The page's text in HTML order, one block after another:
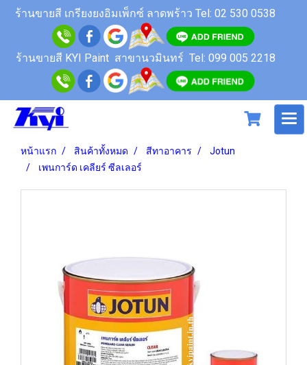
ร้านขายสี เกรียงยงอิมเพ็กซ์ ลาดพร้าว Tel: 02 530 0538
ร้านขายสี KYI Paint สาขานวมินทร์ Tel: 099 005 2218
หน้าแรก สินค้าทั้งหมด สีทาอาคาร
Jotun
เพนการ์ด เคลียร์ ซีลเลอร์